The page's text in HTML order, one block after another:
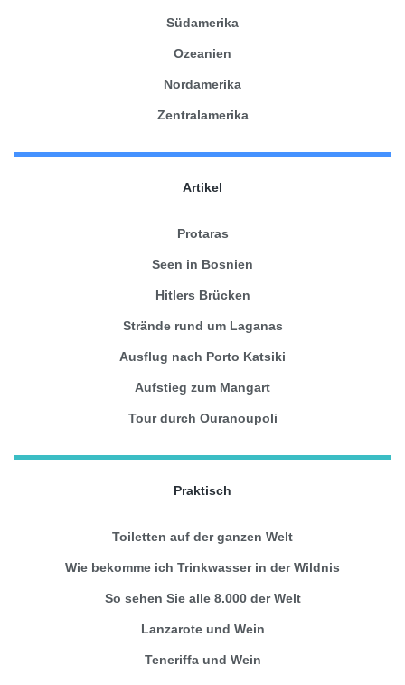
Südamerika
Ozeanien
Nordamerika
Zentralamerika
Artikel
Protaras
Seen in Bosnien
Hitlers Brücken
Strände rund um Laganas
Ausflug nach Porto Katsiki
Aufstieg zum Mangart
Tour durch Ouranoupoli
Praktisch
Toiletten auf der ganzen Welt
Wie bekomme ich Trinkwasser in der Wildnis
So sehen Sie alle 8.000 der Welt
Lanzarote und Wein
Teneriffa und Wein